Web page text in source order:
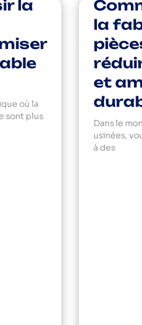
la
où la
sont plus
la
et
Dans le
usinées,
à des